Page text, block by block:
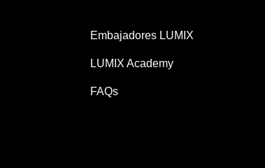
Embajadores LUMIX
LUMIX Academy
FAQs